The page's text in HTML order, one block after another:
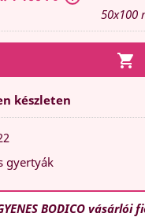
50x100

készleten
gyertyák
BODICO